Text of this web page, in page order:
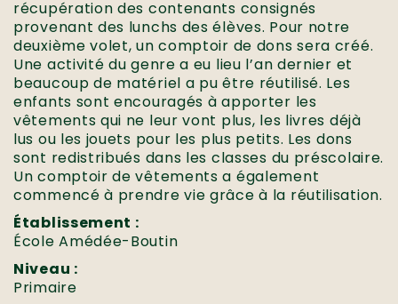
récupération des contenants consignés
provenant des lunchs des élèves. Pour notre
deuxième volet, un comptoir de dons sera créé.
Une activité du genre a eu lieu l’an dernier et
beaucoup de matériel a pu être réutilisé. Les
enfants sont encouragés à apporter les
vêtements qui ne leur vont plus, les livres déjà
lus ou les jouets pour les plus petits. Les dons
sont redistribués dans les classes du préscolaire.
Un comptoir de vêtements a également
commencé à prendre vie grâce à la réutilisation.
Établissement :
École Amédée-Boutin
Niveau :
Primaire